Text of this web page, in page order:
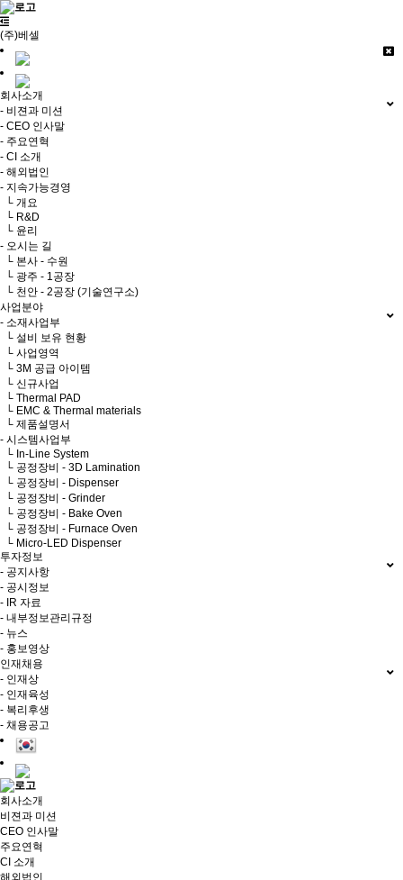
(주)베셀
회사소개
- 비젼과 미션
- CEO 인사말
- 주요연혁
- CI 소개
- 해외법인
- 지속가능경영
└ 개요
└ R&D
└ 윤리
- 오시는 길
└ 본사 - 수원
└ 광주 - 1공장
└ 천안 - 2공장 (기술연구소)
사업분야
- 소재사업부
└ 설비 보유 현황
└ 사업영역
└ 3M 공급 아이템
└ 신규사업
└ Thermal PAD
└ EMC & Thermal materials
└ 제품설명서
- 시스템사업부
└ In-Line System
└ 공정장비 - 3D Lamination
└ 공정장비 - Dispenser
└ 공정장비 - Grinder
└ 공정장비 - Bake Oven
└ 공정장비 - Furnace Oven
└ Micro-LED Dispenser
투자정보
- 공지사항
- 공시정보
- IR 자료
- 내부정보관리규정
- 뉴스
- 홍보영상
인재채용
- 인재상
- 인재육성
- 복리후생
- 채용공고
회사소개
비젼과 미션
CEO 인사말
주요연혁
CI 소개
해외법인